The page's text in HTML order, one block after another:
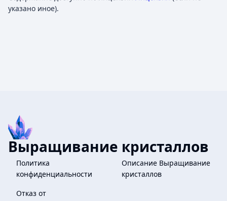
указано иное).
Выращивание кристаллов
Политика
конфиденциальности
Описание Выращивание
кристаллов
Отказ от